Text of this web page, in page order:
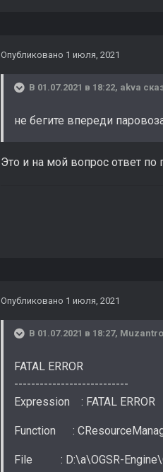
Опубликовано 1 июля, 2021
В 01.07.2021 в 18:22, akva
не бегите впереди
Это и на мой вопрос ответ по
Опубликовано 1 июля, 2021
В 01.07.2021 в 18:27,
FATAL ERROR
---------------------------
Expression : FATAL ERROR
Function :
File : D:\a\OGSR-